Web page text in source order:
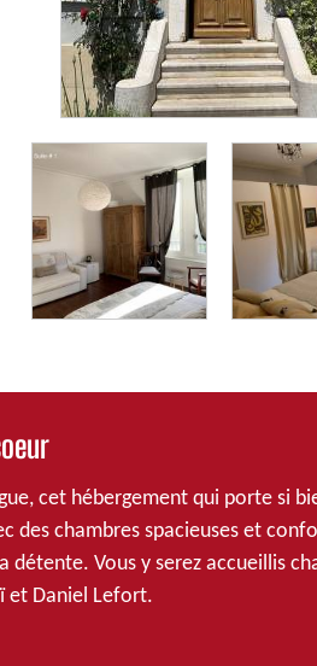
cet hébergement qui porte si
des chambres spacieuses et
détente. Vous y serez accueillis
et Daniel Lefort.